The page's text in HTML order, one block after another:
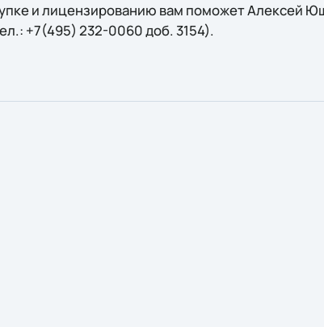
и лицензированию вам поможет Алексей
+7(495) 232-0060 доб. 3154).